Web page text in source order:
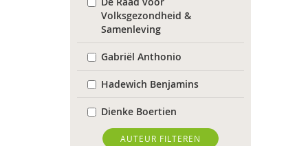
Volksgezondheid &
Samenleving
Gabriël Anthonio
Hadewich Benjamins
Dienke Boertien
Nienke Boesveldt
AUTEUR FILTEREN